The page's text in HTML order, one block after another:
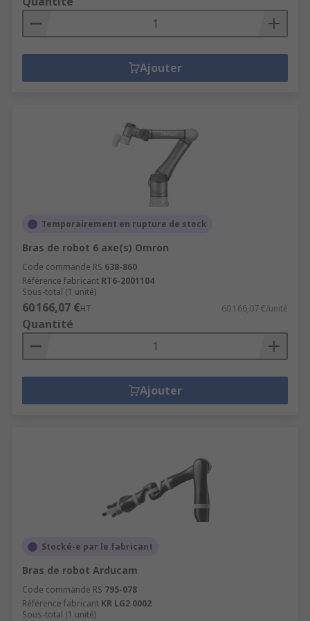
Ajouter
Temporairement en rupture de stock
Bras de robot 6 axe(s) Omron
Code commande RS 638-860
Référence fabricant RT6-2001104
Sous-total (1 unité)
60 166,07 €HT 60 166,07 €/unité
Quantité
Ajouter
Stocké-e par le fabricant
Bras de robot Arducam
Code commande RS 795-078
Référence fabricant KR LG2 0002
Sous-total (1 unité)